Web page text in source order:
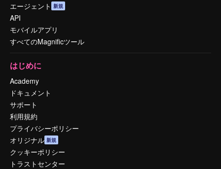
エージェント 新規
API
モバイルアプリ
すべてのMagnificツール
はじめに
Academy
ドキュメント
サポート
利用規約
プライバシーポリシー
オリジナル 新規
クッキーポリシー
トラストセンター